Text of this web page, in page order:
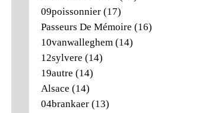
09poissonnier (17)
Passeurs De Mémoire (16)
10vanwalleghem (14)
12sylvere (14)
19autre (14)
Alsace (14)
04brankaer (13)